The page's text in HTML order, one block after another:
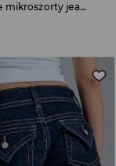
Granatowe mikroszorty jeansowe low waist